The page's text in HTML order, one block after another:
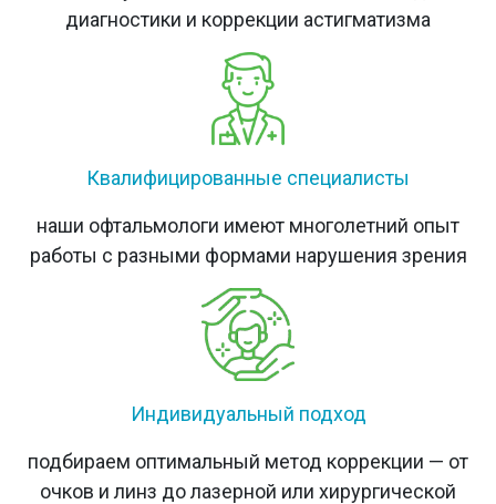
диагностики и коррекции астигматизма
Квалифицированные специалисты
наши офтальмологи имеют многолетний опыт
работы с разными формами нарушения зрения
Индивидуальный подход
подбираем оптимальный метод коррекции — от
очков и линз до лазерной или хирургической